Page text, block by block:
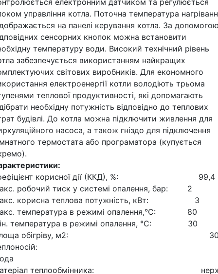
електронним датчиком та регулюється
управління котла. Поточна температура
на панелі керування котла. За
сенсорних кнопок можна встановити
температуру води. Високий технічний рівень
забезпечується використанням найкращих
світових виробників. Для економного
електроенергії котли володіють трьома
теплової продуктивності, які допомагають
необхідну потужність відповідно до теплових
будівлі. До котла можна підключити живлення для
насоса, а також гніздо для підключення
термостата або програматора (купується
корисної дії (ККД), %: 99,4
робочий тиск у системі опалення, бар: 2
корисна теплова потужність, кВт: 3
температура в режимі опалення,°С: 80
температура в режимі опалення, °С: 30
обігріву, м2:
теплообмінника: